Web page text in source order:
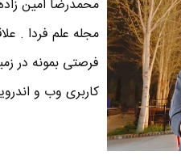
محمدرضا امين
مجله علم فردا .
فرصتی بمونه در
کاربری وب و